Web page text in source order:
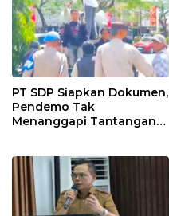
PT SDP Siapkan Dokumen,
Pendemo Tak
Menanggapi Tantangan